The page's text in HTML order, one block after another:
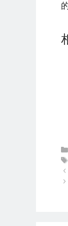
文
章